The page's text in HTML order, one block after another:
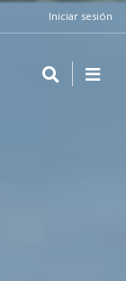
Iniciar sesión